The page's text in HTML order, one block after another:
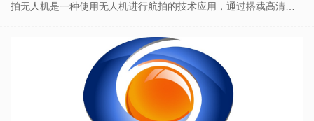
拍无人机是一种使用无人机进行航拍的技术应用，通过搭载高清相
文将介绍航拍无人机的发展历程、工作原理、应用领域以及未来发